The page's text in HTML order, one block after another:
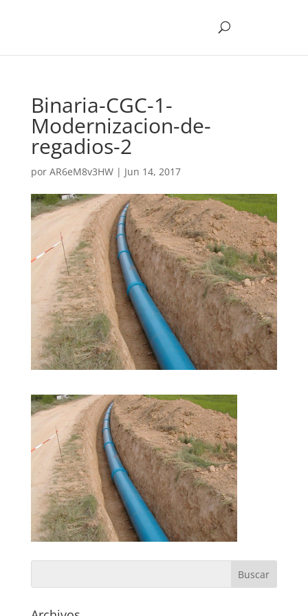
Binaria-CGC-1-
Modernizacion-de-
regadios-2
por AR6eM8v3HW| Jun 14, 2017